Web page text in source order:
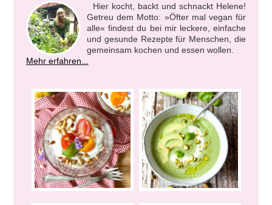
Hier kocht, backt und schnackt Helene!
Getreu dem Motto: »Öfter mal vegan für
alle« findest du bei mir leckere, einfache
und gesunde Rezepte für Menschen, die
gemeinsam kochen und essen wollen.
Mehr erfahren...